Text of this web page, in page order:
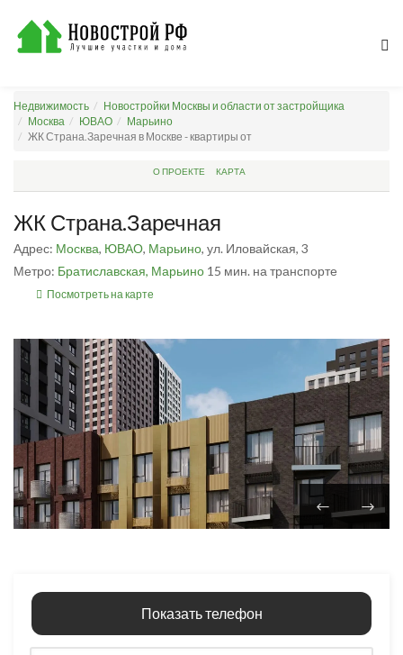
Недвижимость
Новостройки Москвы и области от застройщика
Москва
ЮВАО
Марьино
ЖК Страна.Заречная в Москве - квартиры от
О ПРОЕКТЕ КАРТА
ЖК Страна.Заречная
Адрес: Москва, ЮВАО, Марьино, ул. Иловайская, 3
Метро: Братиславская, Марьино 15 мин. на транспорте
Посмотреть на карте
Показать телефон